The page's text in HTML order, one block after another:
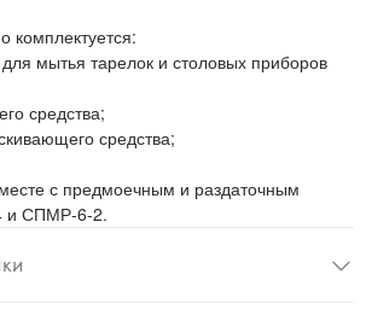
комплектуется:
мытья тарелок и столовых приборов
средства;
средства;
с предмоечным и раздаточным
и СПМР-6-2.